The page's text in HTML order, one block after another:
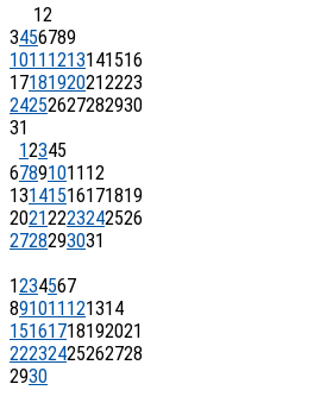
12
3456789
1011 1213141516
17181920212223
24252627282930
31
12345
67891011 12
13141516171819
20212223242526
2728293031
1234567
891011 121314
15161718192021
22232425262728
2930